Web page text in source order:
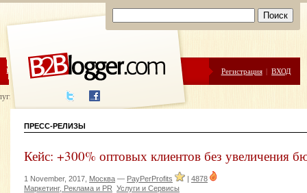
ЦЕНЫ ПОМОЩЬ Регистрация | ВХОД
написания
ПРЕСС-РЕЛИЗЫ
Кейс: +300% оптовых клиентов без увеличения
1 November, 2017, Москва — PayPerProfits | 4878
Маркетинг, Реклама и PR Услуги и Сервисы